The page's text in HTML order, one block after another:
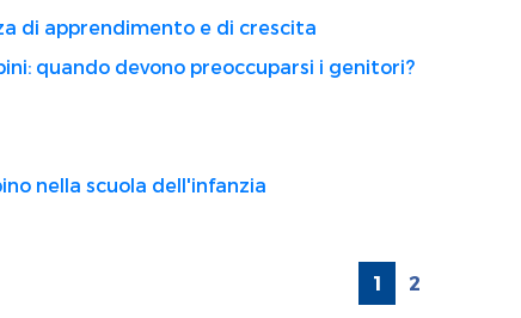
di apprendimento e di crescita
quando devono preoccuparsi i genitori?
nella scuola dell'infanzia
1 2